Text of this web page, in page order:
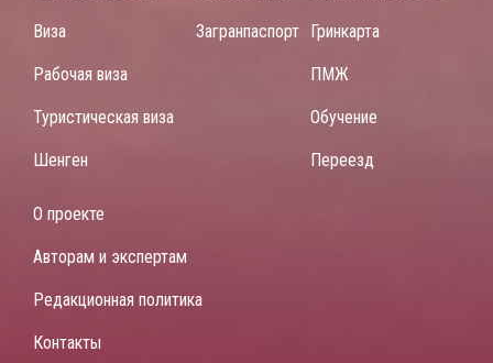
Виза
Рабочая виза
Туристическая виза
Шенген
Загранпаспорт Гринкарта
ПМЖ
Обучение
Переезд
О проекте
Авторам и экспертам
Редакционная политика
Контакты